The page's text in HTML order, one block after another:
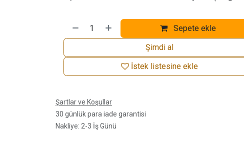
Sepete ekle
Şimdi al
İstek listesine ekle
Şartlar ve Koşullar
30 günlük para iade garantisi
Nakliye: 2-3 İş Günü